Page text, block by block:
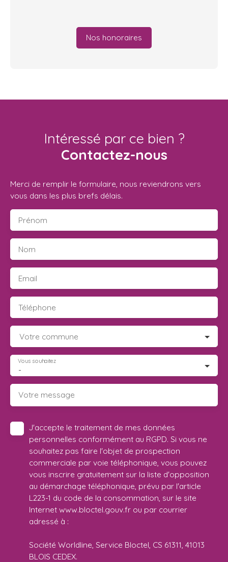
Nos honoraires
Intéressé par ce bien ?
Contactez-nous
Merci de remplir le formulaire, nous reviendrons vers
vous dans les plus brefs délais.
Prénom
Nom
Email
Téléphone
Votre commune
-
Vous souhaitez
Votre message
J'accepte le traitement de mes données
personnelles conformément au RGPD. Si vous ne
souhaitez pas faire l'objet de prospection
commerciale par voie téléphonique, vous pouvez
vous inscrire gratuitement sur la liste d'opposition
au démarchage téléphonique, prévu par l'article
L223-1 du code de la consommation, sur le site
Internet www.bloctel.gouv.fr ou par courrier
adressé à :
Société Worldline, Service Bloctel, CS 61311, 41013
BLOIS CEDEX.